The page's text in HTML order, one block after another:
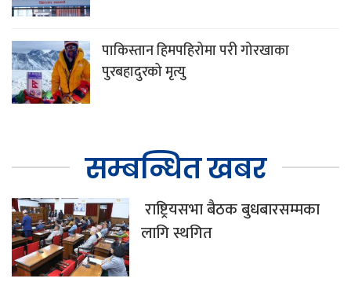
पाकिस्तान हिमपहिरोमा परी गोरखाका
पुरबहादुरको मृत्यु
सम्बन्धित खबर
राष्ट्रियसभा बैठक बुधबारसम्मका
लागि स्थगित